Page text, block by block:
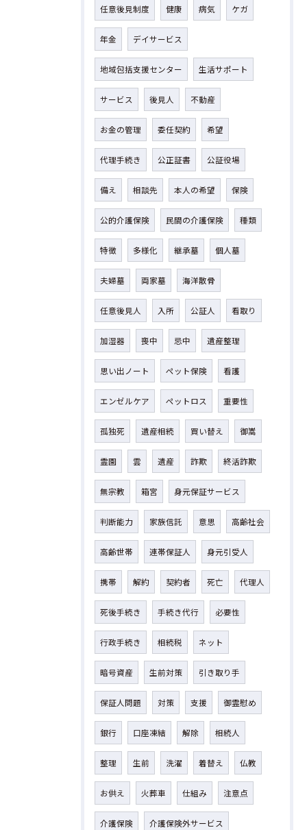
任意後見制度 健康 病気 ケガ
年金 デイサービス
地域包括支援センター 生活サポート
サービス 後見人 不動産
お金の管理 委任契約 希望
代理手続き 公正証書 公証役場
備え 相談先 本人の希望 保険
公的介護保険 民間の介護保険 種類
特徴 多様化 継承墓 個人墓
夫婦墓 両家墓 海洋散骨
任意後見人 入所 公証人 看取り
加湿器 喪中 忌中 遺産整理
思い出ノート ペット保険 看護
エンゼルケア ペットロス 重要性
孤独死 遺産相続 買い替え 御嵩
霊園 雲 遺産 詐欺 終活詐欺
無宗教 箱宮 身元保証サービス
判断能力 家族信託 意思 高齢社会
高齢世帯 連帯保証人 身元引受人
携帯 解約 契約者 死亡 代理人
死後手続き 手続き代行 必要性
行政手続き 相続税 ネット
暗号資産 生前対策 引き取り手
保証人問題 対策 支援 御霊慰め
銀行 口座凍結 解除 相続人
整理 生前 洗濯 着替え 仏教
お供え 火葬車 仕組み 注意点
介護保険 介護保険外サービス